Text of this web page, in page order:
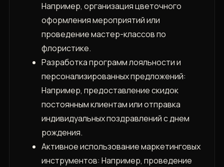
Например, организация цветочного
оформления мероприятий или
проведение мастер-классов по
флористике.
Разработка программ лояльности и
персонализированных предложений:
Например, предоставление скидок
постоянным клиентам или отправка
индивидуальных поздравлений с днем
рождения.
Активное использование маркетинговых
инструментов: Например, проведение